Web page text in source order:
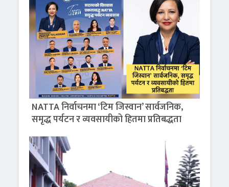
NATTA निर्वाचनमा ‘टिम जिस्वान’ सार्वजनिक,
समृद्ध पर्यटन र व्यवसायीको हितमा प्रतिबद्धता